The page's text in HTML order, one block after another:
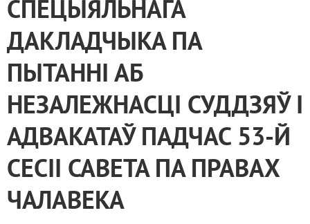
СПЕЦЫЯЛЬНАГА
ДАКЛАДЧЫКА ПА
ПЫТАННІ АБ
НЕЗАЛЕЖНАСЦІ СУДДЗЯЎ І
АДВАКАТАЎ ПАДЧАС 53-Й
СЕСІІ САВЕТА ПА ПРАВАХ
ЧАЛАВЕКА